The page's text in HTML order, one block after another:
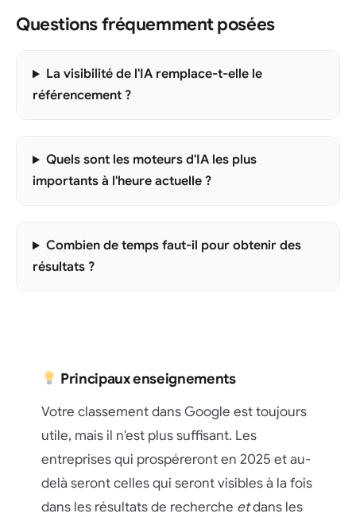
Questions fréquemment posées
La visibilité de l'IA remplace-t-elle le
référencement ?
Quels sont les moteurs d'IA les plus
importants à l'heure actuelle ?
Combien de temps faut-il pour obtenir des
résultats ?
Principaux enseignements
Votre classement dans Google est toujours
utile, mais il n'est plus suffisant. Les
entreprises qui prospéreront en 2025 et au-
delà seront celles qui seront visibles à la fois
dans les résultats de recherche etdans les